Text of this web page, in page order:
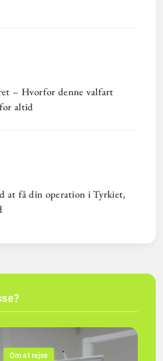
– Hvorfor denne valfart
altid
at få din operation i Tyrkiet,
Om at rejse